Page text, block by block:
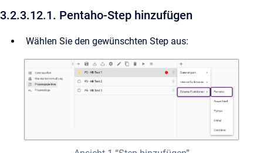
3.2.3.12.1. Pentaho-Step hinzufügen
Wählen Sie den gewünschten Step aus: